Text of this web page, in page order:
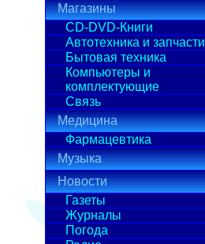
Магазины
CD-DVD-Книги
Автотехника и запчасти
Бытовая техника
Компьютеры и
комплектующие
Связь
Медицина
Фармацевтика
Музыка
Новости
Газеты
Журналы
Погода